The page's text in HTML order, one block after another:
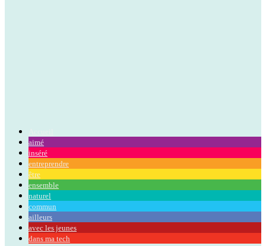
aimé
inséré
entreprendre
être
ensemble
naturel
commun
ailleurs
avec les jeunes
dans ma tech